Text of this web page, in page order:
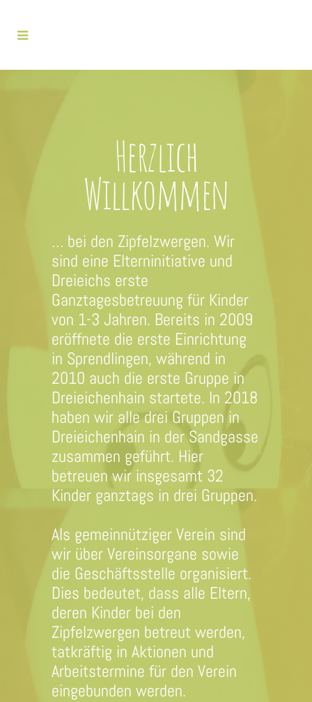
Herzlich
Willkommen
… bei den Zipfelzwergen. Wir
sind eine Elterninitiative und
Dreieichs erste
Ganztagesbetreuung für Kinder
von 1-3 Jahren. Bereits in 2009
eröffnete die erste Einrichtung
in Sprendlingen, während in
2010 auch die erste Gruppe in
Dreieichenhain startete. In 2018
haben wir alle drei Gruppen in
Dreieichenhain in der Sandgasse
zusammen geführt. Hier
betreuen wir insgesamt 32
Kinder ganztags in drei Gruppen.
Als gemeinnütziger Verein sind
wir über Vereinsorgane sowie
die Geschäftsstelle organisiert.
Dies bedeutet, dass alle Eltern,
deren Kinder bei den
Zipfelzwergen betreut werden,
tatkräftig in Aktionen und
Arbeitstermine für den Verein
eingebunden werden.